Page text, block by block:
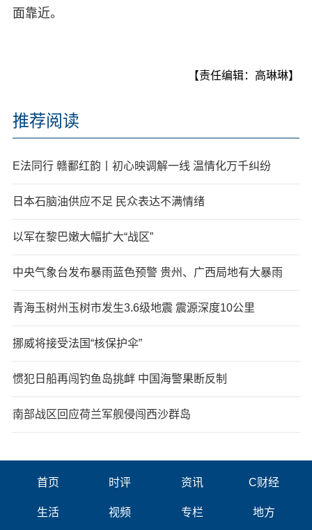
面靠近。
【责任编辑：高琳琳】
推荐阅读
E法同行 赣鄱红韵丨初心映调解一线 温情化万千纠纷
日本石脑油供应不足 民众表达不满情绪
以军在黎巴嫩大幅扩大“战区”
中央气象台发布暴雨蓝色预警 贵州、广西局地有大暴雨
青海玉树州玉树市发生3.6级地震 震源深度10公里
挪威将接受法国“核保护伞”
惯犯日船再闯钓鱼岛挑衅 中国海警果断反制
南部战区回应荷兰军舰侵闯西沙群岛
首页 时评 资讯 C财经
生活 视频 专栏 地方